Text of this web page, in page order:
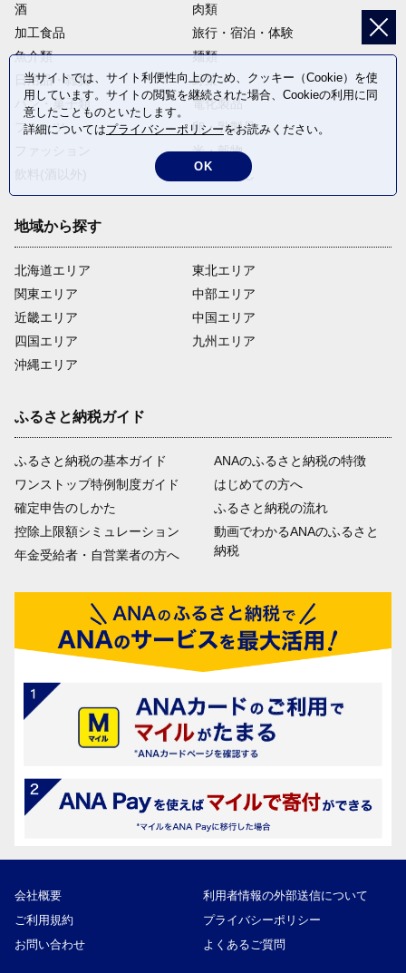
酒
肉類
加工食品
旅行・宿泊・体験
魚介類
麺類
日用品・雑貨
野菜
パン・菓子類
電化製品
フルーツ
卵・乳製品
米・穀物
返礼品なし
地域から探す
北海道エリア
関東エリア
近畿エリア
四国エリア
沖縄エリア
東北エリア
中部エリア
中国エリア
九州エリア
ふるさと納税ガイド
ふるさと納税の基本ガイド
ワンストップ特例制度ガイド
確定申告のしかた
控除上限額シミュレーション
年金受給者・自営業者の方へ
ANAのふるさと納税の特徴
はじめての方へ
ふるさと納税の流れ
動画でわかるANAのふるさと
納税
会社概要
利用者情報の外部送信について
ご利用規約
プライバシーポリシー
お問い合わせ
よくあるご質問
当サイトでは、サイト利便性向上のため、クッキー（Cookie）を使
用しています。サイトの閲覧を継続された場合、Cookieの利用に同
意したことものといたします。
詳細についてはプライバシーポリシーをお読みください。
OK